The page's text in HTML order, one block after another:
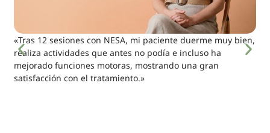
«Tras 12 sesiones con NESA, mi paciente duerme muy bien,
realiza actividades que antes no podía e incluso ha
mejorado funciones motoras, mostrando una gran
satisfacción con el tratamiento.»